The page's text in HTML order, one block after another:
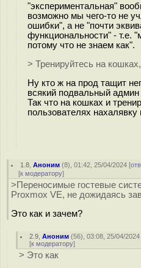
"экспериментальная"
возможно мы чего-то не
ошибки", а не "почти
функциональности" - т.е.
потому что не знаем как".
> Тренируйтесь на
Ну кто ж на прод тащит
всякий подвальный админ
Так что на кошках и
пользователях
1.8 ,Аноним (8), 01:42, 25/04/2024 [
[к модератору]
>Переносимые гостевые
Proxmox VE, не дожидаясь
Это как и зачем?
2.9 ,Аноним (56), 03:08, 25/04/2024
[к модератору]
> Это как